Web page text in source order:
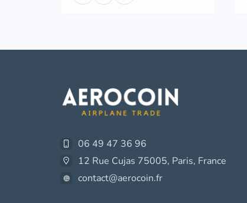
06 49 47 36 96
12 Rue Cujas 75005, Paris, France
contact@aerocoin.fr